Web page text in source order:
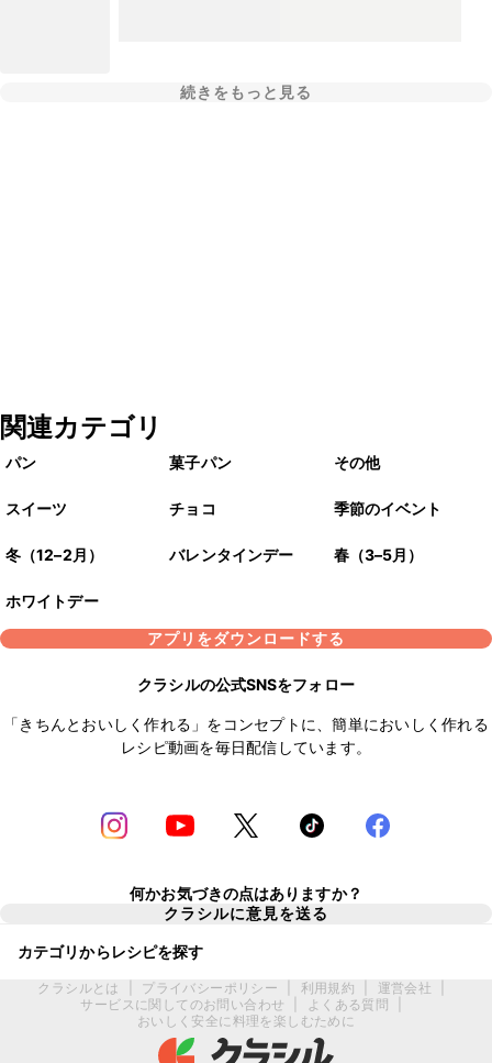
続きをもっと見る
関連カテゴリ
パン 菓子パン その他
スイーツ チョコ 季節のイベント
冬（12–2月） バレンタインデー 春（3–5月）
ホワイトデー
アプリをダウンロードする
クラシルの公式SNSをフォロー
「きちんとおいしく作れる」をコンセプトに、簡単においしく作れる
レシピ動画を毎日配信しています。
何かお気づきの点はありますか？
クラシルに意見を送る
カテゴリからレシピを探す
クラシルとは プライバシーポリシー 利用規約 運営会社
サービスに関してのお問い合わせ
よくある質問
おいしく安全に料理を楽しむために